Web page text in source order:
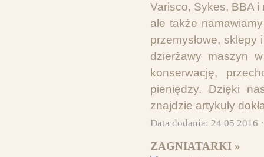
Varisco, Sykes, BBA i
ale także
przemysłowe,
dzierżawy maszyn
konserwację,
pieniędzy. Dzięki
znajdzie artykuły
Data dodania: 24 05 2016
ZAGNIATARKI »